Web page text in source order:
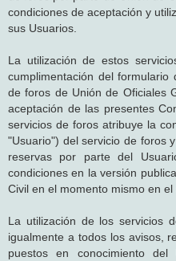
condiciones de aceptación y
sus Usuarios.
La utilización de estos
cumplimentación del
de foros de Unión de Oficiales
aceptación de las presentes
servicios de foros atribuye la
"Usuario") del servicio de foros
reservas por parte del
condiciones en la versión
Civil en el momento mismo en
La utilización de los servicios
igualmente a todos los avisos,
puestos en conocimiento